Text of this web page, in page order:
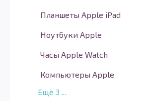
Планшеты Apple iPad
Ноутбуки Apple
Часы Apple Watch
Компьютеры Apple
Ещё 3 ...